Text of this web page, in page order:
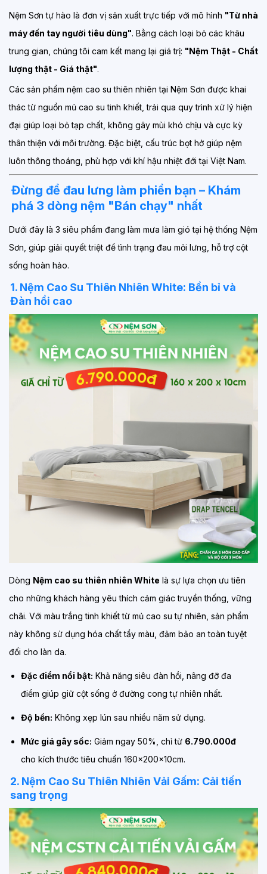
Nệm Sơn tự hào là đơn vị sản xuất trực tiếp với mô hình "Từ nhà
máy đến tay người tiêu dùng". Bằng cách loại bỏ các khâu
trung gian, chúng tôi cam kết mang lại giá trị: "Nệm Thật - Chất
lượng thật - Giá thật".
Các sản phẩm nệm cao su thiên nhiên tại Nệm Sơn được khai
thác từ nguồn mủ cao su tinh khiết, trải qua quy trình xử lý hiện
đại giúp loại bỏ tạp chất, không gây mùi khó chịu và cực kỳ
thân thiện với môi trường. Đặc biệt, cấu trúc bọt hở giúp nệm
luôn thông thoáng, phù hợp với khí hậu nhiệt đới tại Việt Nam.
Đừng để đau lưng làm phiền bạn – Khám
phá 3 dòng nệm "Bán chạy" nhất
Dưới đây là 3 siêu phẩm đang làm mưa làm gió tại hệ thống Nệm
Sơn, giúp giải quyết triệt để tình trạng đau mỏi lưng, hỗ trợ cột
sống hoàn hảo.
1. Nệm Cao Su Thiên Nhiên White: Bền bỉ và
Đàn hồi cao
Dòng Nệm cao su thiên nhiên White là sự lựa chọn ưu tiên
cho những khách hàng yêu thích cảm giác truyền thống, vững
chãi. Với màu trắng tinh khiết từ mủ cao su tự nhiên, sản phẩm
này không sử dụng hóa chất tẩy màu, đảm bảo an toàn tuyệt
đối cho làn da.
Đặc điểm nổi bật: Khả năng siêu đàn hồi, nâng đỡ đa
điểm giúp giữ cột sống ở đường cong tự nhiên nhất.
Độ bền: Không xẹp lún sau nhiều năm sử dụng.
Mức giá gây sốc: Giảm ngay 50%, chỉ từ 6.790.000đ
cho kích thước tiêu chuẩn 160x200x10cm.
2. Nệm Cao Su Thiên Nhiên Vải Gấm: Cải tiến
sang trọng